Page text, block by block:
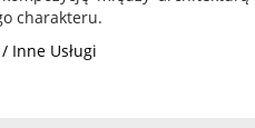
charakteru.
Inne Usługi